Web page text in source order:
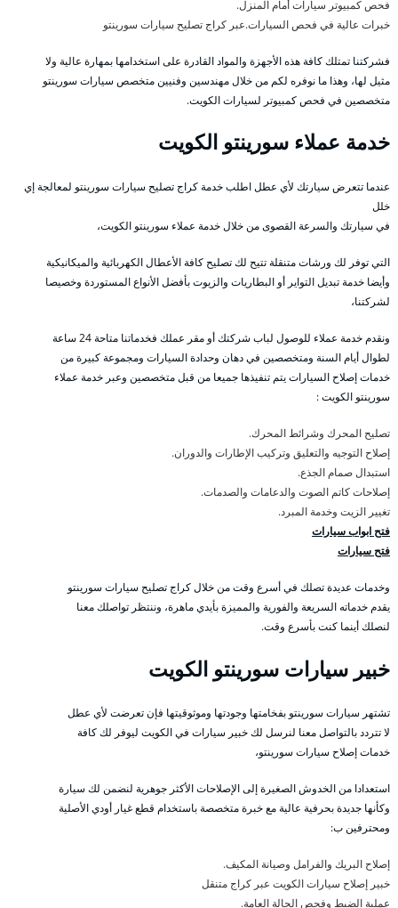
فحص كمبيوتر سيارات أمام المنزل.
خبرات عالية في فحص السيارات.عبر كراج تصليح سيارات سورينتو
فشركتنا تمتلك كافة هذه الأجهزة والمواد القادرة على استخدامها بمهارة عالية ولا
مثيل لها، وهذا ما نوفره لكم من خلال مهندسين وفنيين متخصص سيارات سورينتو
متخصصين في فحص كمبيوتر لسيارات الكويت.
خدمة عملاء سورينتو الكويت
عندما تتعرض سيارتك لأي عطل اطلب خدمة كراج تصليح سيارات سورينتو لمعالجة إي
خلل
في سيارتك والسرعة القصوى من خلال خدمة عملاء سورينتو الكويت،
التي توفر لك ورشات متنقلة تتيح لك تصليح كافة الأعطال الكهربائية والميكانيكية
وأيضا خدمة تبديل التواير أو البطاريات والزيوت بأفضل الأنواع المستوردة وخصيصا
لشركتنا،
ونقدم خدمة عملاء للوصول لباب شركتك أو مقر عملك فخدماتنا متاحة 24 ساعة
لطوال أيام السنة ومتخصصين في دهان وحدادة السيارات ومجموعة كبيرة من
خدمات إصلاح السيارات يتم تنفيذها جميعا من قبل متخصصين وعبر خدمة عملاء
سورينتو الكويت :
تصليح المحرك وشرائط المحرك.
إصلاح التوجيه والتعليق وتركيب الإطارات والدوران.
استبدال صمام الجذع.
إصلاحات كاتم الصوت والدعامات والصدمات.
تغيير الزيت وخدمة المبرد.
فتح ابواب سيارات
فتح سيارات
وخدمات عديدة تصلك في أسرع وقت من خلال كراج تصليح سيارات سورينتو
يقدم خدماته السريعة والفورية والمميزة بأيدي ماهرة، وننتظر تواصلك معنا
لنصلك أينما كنت بأسرع وقت.
خبير سيارات سورينتو الكويت
تشتهر سيارات سورينتو بفخامتها وجودتها وموثوقيتها فإن تعرضت لأي عطل
لا تتردد بالتواصل معنا لنرسل لك خبير سيارات في الكويت ليوفر لك كافة
خدمات إصلاح سيارات سورينتو،
استعدادا من الخدوش الصغيرة إلى الإصلاحات الأكثر جوهرية لنضمن لك سيارة
وكأنها جديدة بحرفية عالية مع خبرة متخصصة باستخدام قطع غيار أودي الأصلية
ومحترفين ب:
إصلاح البريك والفرامل وصيانة المكيف.
خبير إصلاح سيارات الكويت عبر كراج متنقل
عملية الضبط وفحص الحالة العامة.